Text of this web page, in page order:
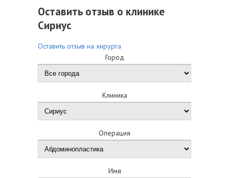
Оставить отзыв о клинике
Сириус
Оставить отзыв на хирурга
Город
Клиника
Операция
Имя